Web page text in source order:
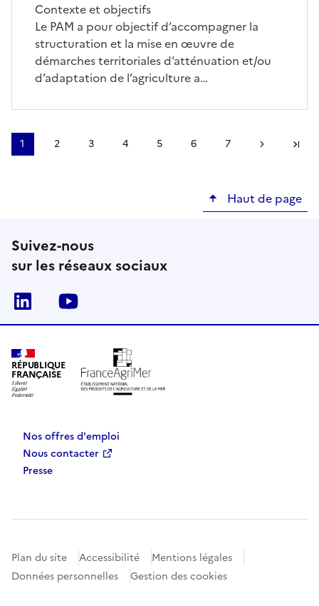
Contexte et objectifs
Le PAM a pour objectif d’accompagner la
structuration et la mise en œuvre de
démarches territoriales d’atténuation et/ou
d’adaptation de l’agriculture a…
Pagination
Page
1
Page
2
Page
3
Page
4
Page
5
Page
6
Page
7
Page
Haut de page
Suivez-nous
sur les réseaux sociaux
Linkedin
RÉPUBLIQUE
FRANÇAISE
Nos offres d'emploi
Nous contacter
Presse
Plan du site Accessibilité
Mentions légales
Données personnelles
Gestion des cookies